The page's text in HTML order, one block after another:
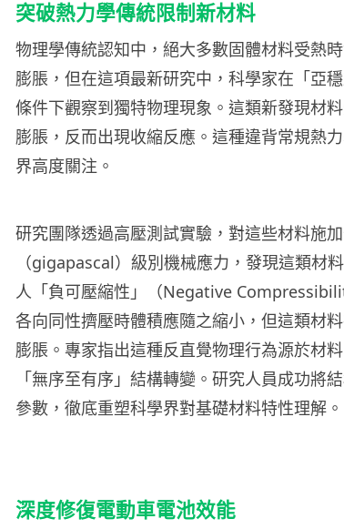
突破熱力學傳統限制新材料
物理學傳統認知中，絕大多數固體材料受熱
膨脹，但在這項最新研究中，科學家在「亞
條件下觀察到獨特物理現象。這類新發現材
膨脹，反而出現收縮反應。這種違背常規熱
界高度關注。
研究團隊透過高壓測試實驗，對這些材料施
（gigapascal）級別機械應力，發現這類材
人「負可壓縮性」（Negative
各向同性擠壓時體積應隨之縮小，但這類材
膨脹。專家指出這種反直覺物理行為源於材
「無序至有序」結構轉變。研究人員成功將
參數，徹底重塑科學界對基礎材料特性理解。
深度修復電動車電池效能